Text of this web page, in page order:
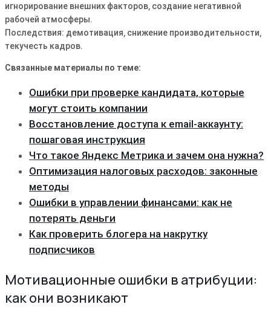
игнорирование внешних факторов‚ создание негативной
рабочей атмосферы.
Последствия: демотивация‚ снижение производительности‚
текучесть кадров.
Связанные материалы по теме:
Ошибки при проверке кандидата, которые
могут стоить компании
Восстановление доступа к email-аккаунту:
пошаговая инструкция
Что такое Яндекс Метрика и зачем она нужна?
Оптимизация налоговых расходов: законные
методы
Ошибки в управлении финансами: как не
потерять деньги
Как проверить блогера на накрутку
подписчиков
Мотивационные ошибки в атрибуции:
как они возникают